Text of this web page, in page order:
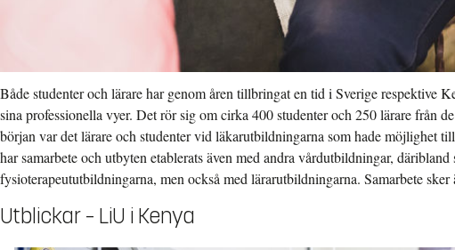
Både studenter och lärare har genom åren tillbringat en tid i Sverige respektive
sina professionella vyer. Det rör sig om cirka 400 studenter och 250 lärare från
början var det lärare och studenter vid läkarutbildningarna som hade möjlighet
har samarbete och utbyten etablerats även med andra vårdutbildningar,
fysioterapeututbildningarna, men också med lärarutbildningarna. Samarbete sker
Utblickar – LiU i Kenya